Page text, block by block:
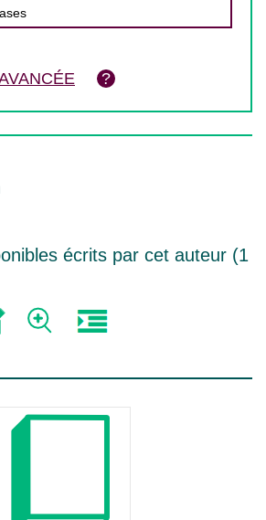
écrits par cet auteur (1